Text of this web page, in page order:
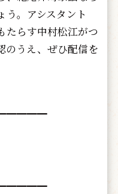
う。アシスタント
たらす中村松江がつ
のうえ、ぜひ配信を